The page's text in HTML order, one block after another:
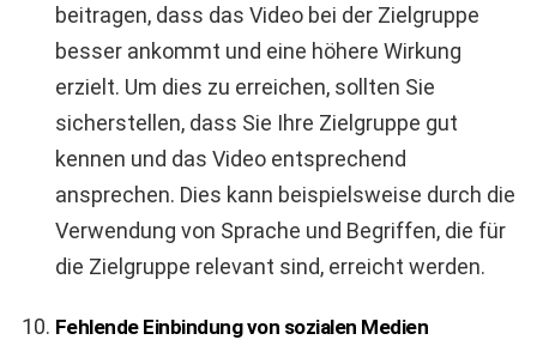
beitragen, dass das Video bei der Zielgruppe
besser ankommt und eine höhere Wirkung
erzielt. Um dies zu erreichen, sollten Sie
sicherstellen, dass Sie Ihre Zielgruppe gut
kennen und das Video entsprechend
ansprechen. Dies kann beispielsweise durch die
Verwendung von Sprache und Begriffen, die für
die Zielgruppe relevant sind, erreicht werden.
Fehlende Einbindung von sozialen Medien